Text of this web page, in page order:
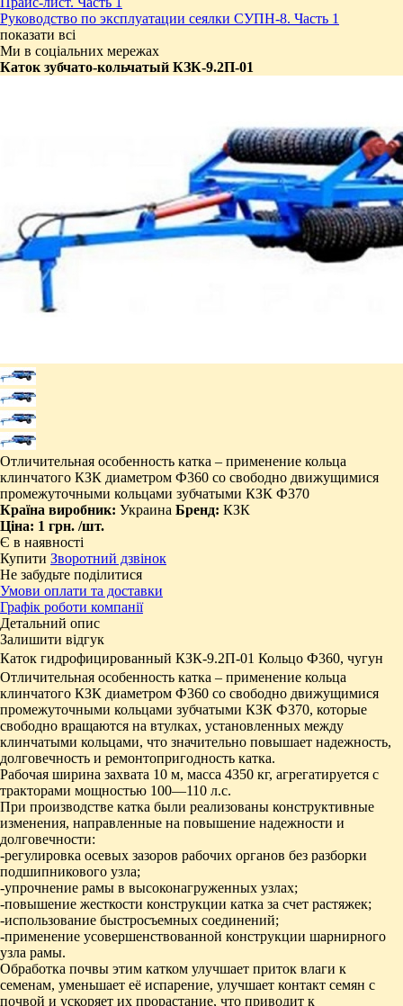
Руководство по эксплуатации сеялки СУПН-8. Часть 1
показати всі
Ми в соціальних мережах
Каток зубчато-кольчатый КЗК-9.2П-01
Отличительная особенность катка – применение кольца
клинчатого КЗК диаметром Ф360 со свободно движущимися
промежуточными кольцами зубчатыми КЗК Ф370
Країна виробник: Украина Бренд: КЗК
Ціна: 1 грн. /шт.
Є в наявності
Купити Зворотний дзвінок
Не забудьте поділитися
Умови оплати та доставки
Графік роботи компанії
Детальний опис
Залишити відгук
Каток гидрофицированный КЗК-9.2П-01 Кольцо Ф360, чугун
Отличительная особенность катка – применение кольца
клинчатого КЗК диаметром Ф360 со свободно движущимися
промежуточными кольцами зубчатыми КЗК Ф370, которые
свободно вращаются на втулках, установленных между
клинчатыми кольцами, что значительно повышает надежность,
долговечность и ремонтопригодность катка.
Рабочая ширина захвата 10 м, масса 4350 кг, агрегатируется с
тракторами мощностью 100—110 л.с.
При производстве катка были реализованы конструктивные
изменения, направленные на повышение надежности и
долговечности:
-регулировка осевых зазоров рабочих органов без разборки
подшипникового узла;
-упрочнение рамы в высоконагруженных узлах;
-повышение жесткости конструкции катка за счет растяжек;
-использование быстросъемных соединений;
-применение усовершенствованной конструкции шарнирного
узла рамы.
Обработка почвы этим катком улучшает приток влаги к
семенам, уменьшает её испарение, улучшает контакт семян с
почвой и ускоряет их прорастание, что приводит к